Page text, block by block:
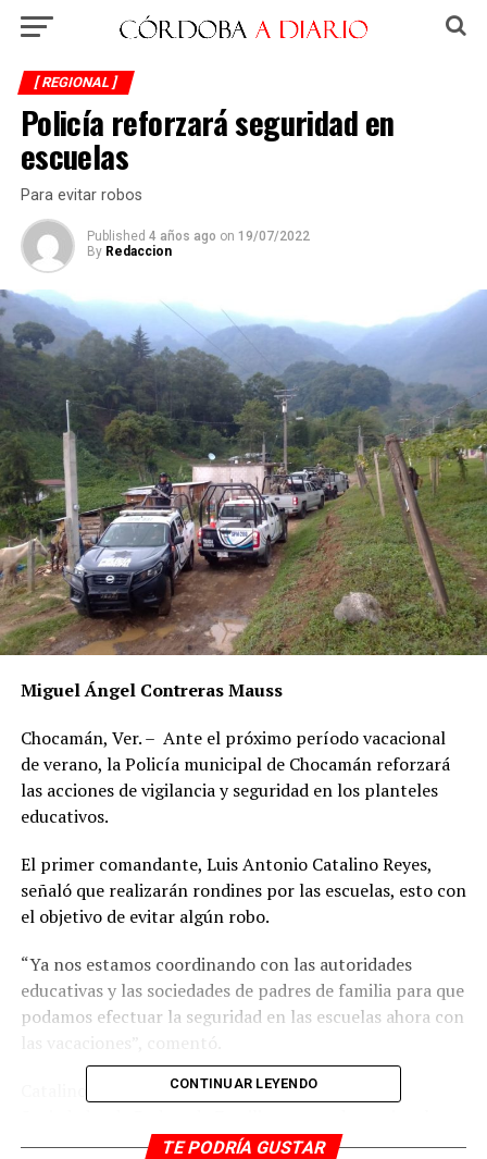
[ REGIONAL ]
Policía reforzará seguridad en
escuelas
Para evitar robos
Published 4 años ago on 19/07/2022
By Redaccion
Miguel Ángel Contreras Mauss
Chocamán, Ver. – Ante el próximo período vacacional
de verano, la Policía municipal de Chocamán reforzará
las acciones de vigilancia y seguridad en los planteles
educativos.
El primer comandante, Luis Antonio Catalino Reyes,
señaló que realizarán rondines por las escuelas, esto con
el objetivo de evitar algún robo.
“Ya nos estamos coordinando con las autoridades
educativas y las sociedades de padres de familia para que
podamos efectuar la seguridad en las escuelas ahora con
Catalino Reyes explicó que se apoyarán de las
planteles, y confirmar que todo se encuentra en orden.
CONTINUAR LEYENDO
TE PODRÍA GUSTAR